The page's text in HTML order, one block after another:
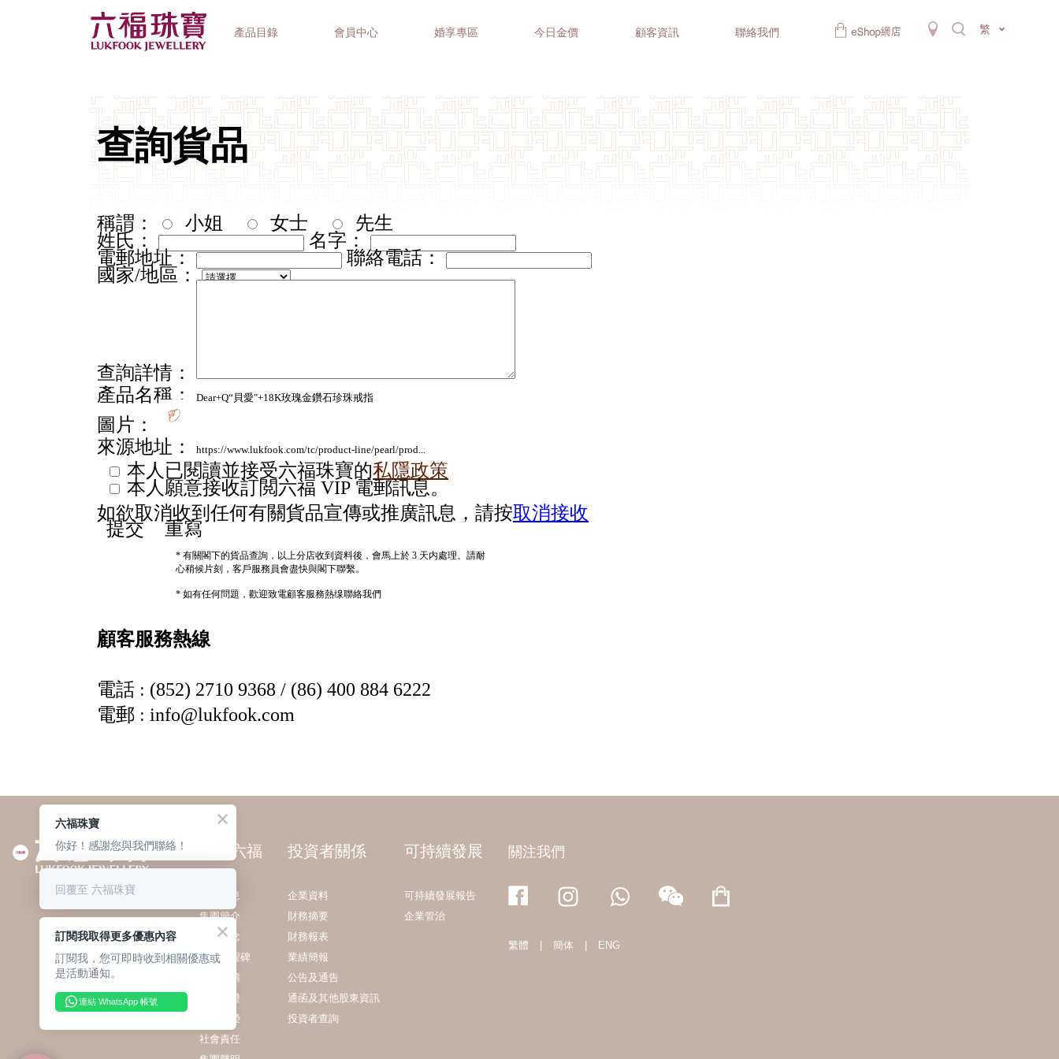
產品目錄 會員中心 婚享專區 今日金價 顧客資訊 聯絡我們 繁
鐘錶品牌 精選禮品
關於六福
最新消息
集團簡介
企業理念
發展里程碑
業務範疇
質量保證
獎項殊榮
社會責任
投資者關係
企業資料
財務摘要
財務報表
業績簡報
公告及通告
通函及其他股東資訊
投資者查詢
可持續發展
可持續發展報告
企業管治
關注我們
繁體 簡体 ENG
六福珠寶
你好！感謝您與我們聯絡！
回覆至 六福珠寶
訂閱我取得更多優惠內容
訂閱我，您可即時收到相關優惠或
是活動通知。
連結 WhatsApp 帳號